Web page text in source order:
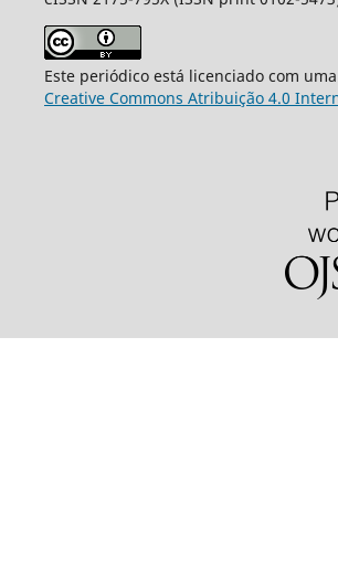
Este periódico está licenciado com
Creative Commons Atribuição 4.0